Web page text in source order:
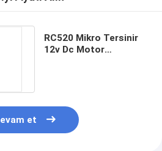
RC520 Mikro Tersinir
12v Dc Motor
et